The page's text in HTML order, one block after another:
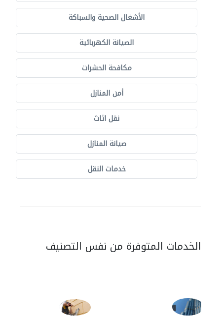
الأشغال الصحية والسباكة
الصيانة الكهربائية
مكافحة الحشرات
أمن المنازل
نقل اثاث
صيانة المنازل
خدمات النقل
الخدمات المتوفرة من نفس التصنيف